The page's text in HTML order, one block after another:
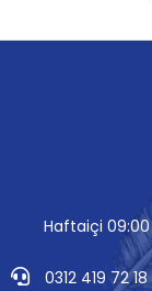
Haftaiçi 09:00
0312 419 72 18